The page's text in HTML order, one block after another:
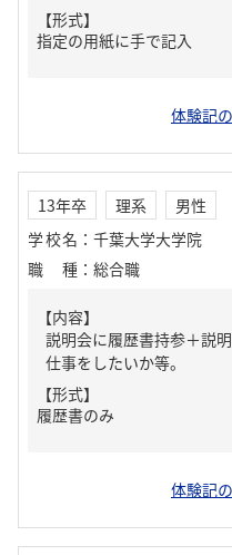
【形式】
指定の用紙に手で記入
体験記
13年卒 理系
男性
学校名 ： 千葉大学大学院
職種 ： 総合職
【内容】
説明会に履歴書持参＋説
仕事をしたいか等。
【形式】
履歴書のみ
体験記